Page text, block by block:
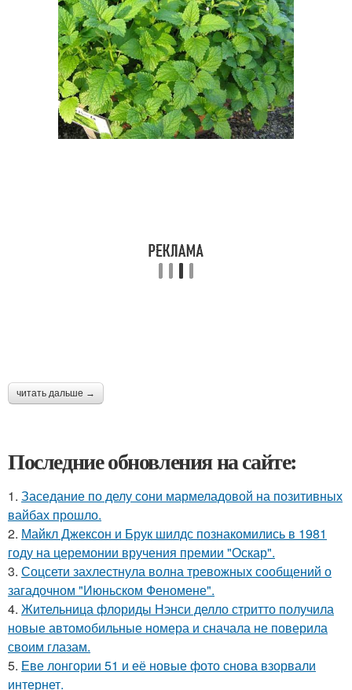
читать дальше →
Последние обновления на сайте:
1. Заседание по делу сони мармеладовой на позитивных
вайбах прошло.
2. Майкл Джексон и Брук шилдс познакомились в 1981
году на церемонии вручения премии "Оскар".
3. Соцсети захлестнула волна тревожных сообщений о
загадочном "Июньском Феномене".
4. Жительница флориды Нэнси делло стритто получила
новые автомобильные номера и сначала не поверила
своим глазам.
5. Еве лонгории 51 и её новые фото снова взорвали
интернет.